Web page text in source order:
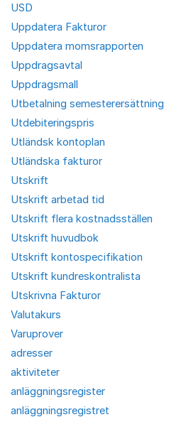
USD
Uppdatera Fakturor
Uppdatera momsrapporten
Uppdragsavtal
Uppdragsmall
Utbetalning semesterersättning
Utdebiteringspris
Utländsk kontoplan
Utländska fakturor
Utskrift
Utskrift arbetad tid
Utskrift flera kostnadsställen
Utskrift huvudbok
Utskrift kontospecifikation
Utskrift kundreskontralista
Utskrivna Fakturor
Valutakurs
Varuprover
adresser
aktiviteter
anläggningsregister
anläggningsregistret